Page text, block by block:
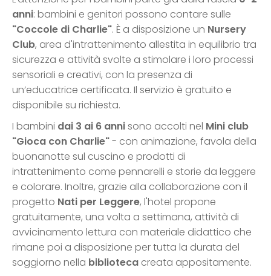
anni: bambini e genitori possono contare sulle
"Coccole di Charlie". È a disposizione un Nursery
Club, area d'intrattenimento allestita in equilibrio tra
sicurezza e attività svolte a stimolare i loro processi
sensoriali e creativi, con la presenza di
un’educatrice certificata. Il servizio è gratuito e
disponibile su richiesta.
I bambini dai 3 ai 6 annisono accolti nel Mini club
"Gioca con Charlie"- con animazione, favola della
buonanotte sul cuscino e prodotti di
intrattenimento come pennarelli e storie da leggere
e colorare. Inoltre, grazie alla collaborazione con il
progetto Nati per Leggere, l'hotel propone
gratuitamente, una volta a settimana, attività di
avvicinamento lettura con materiale didattico che
rimane poi a disposizione per tutta la durata del
soggiorno nella biblioteca creata appositamente.